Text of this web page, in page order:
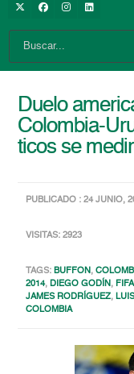
Duelo
Colombia-
ticos se
PUBLICADO : 24 JUNIO,
VISITAS: 2923
TAGS:BUFFON,
2014,DIEGO GODÍN, FIFA
JAMES RODRÍGUEZ,
COLOMBIA